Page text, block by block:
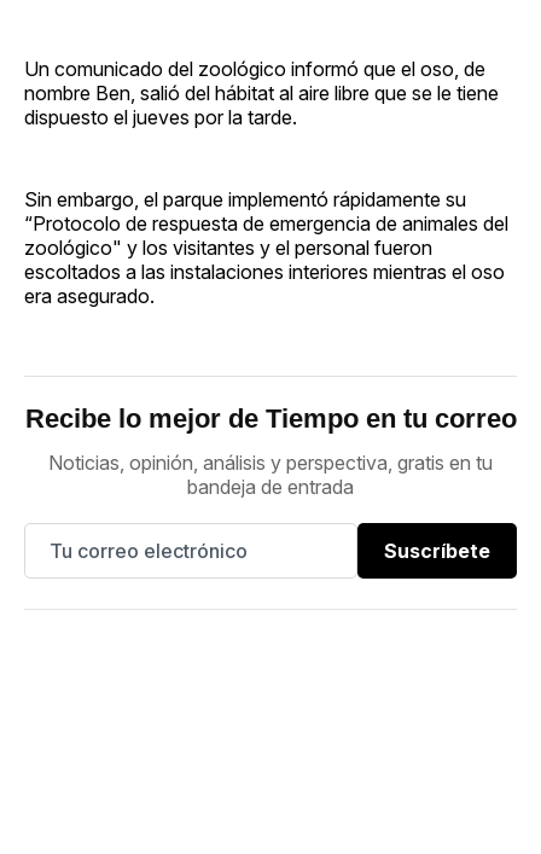
Un comunicado del zoológico informó que el oso, de
nombre Ben, salió del hábitat al aire libre que se le tiene
dispuesto el jueves por la tarde.
Sin embargo, el parque implementó rápidamente su
“Protocolo de respuesta de emergencia de animales del
zoológico" y los visitantes y el personal fueron
escoltados a las instalaciones interiores mientras el oso
era asegurado.
Recibe lo mejor de Tiempo en tu correo
Noticias, opinión, análisis y perspectiva, gratis en tu
bandeja de entrada
Suscríbete